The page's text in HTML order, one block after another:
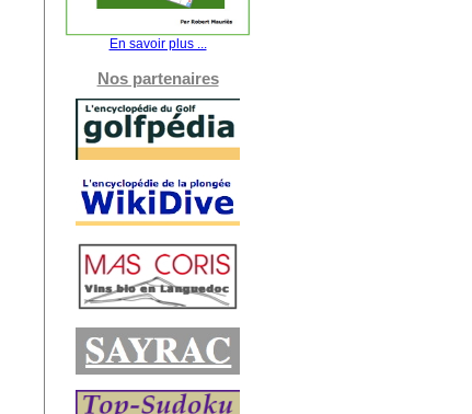
En savoir plus ...
Nos partenaires